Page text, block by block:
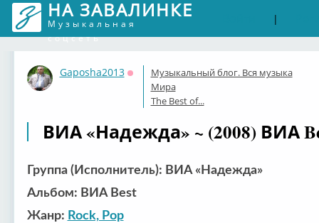
НА ЗАВАЛИНКЕ
Музыкальная
соцсеть
|
Gaposha2013
Оффлайн
Музыкальный блог. Вся музыка
Мира
The Best of...
ВИА «Надежда» ~ (2008) ВИА
Группа (Исполнитель): ВИА «Надежда»
Альбом: ВИА Best
Жанр: Rock, Pop